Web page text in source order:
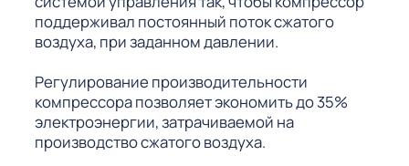
поддерживал постоянный поток сжатого
воздуха, при заданном давлении.
Регулирование производительности
компрессора позволяет экономить до 35%
электроэнергии, затрачиваемой на
производство сжатого воздуха.